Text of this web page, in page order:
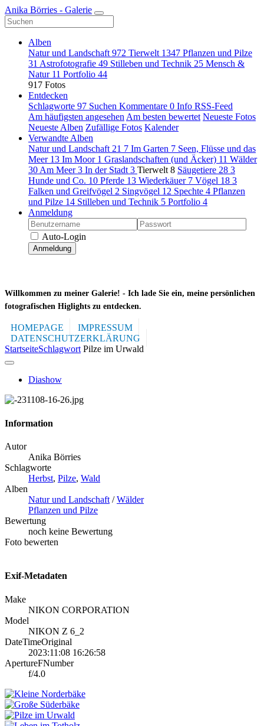
Anika Börries - Galerie
Alben
Natur und Landschaft 972 Tierwelt 1347 Pflanzen und Pilze
31 Astrofotografie 49 Stilleben und Technik 25 Mensch &
Natur 11 Portfolio 44
917 Fotos
Entdecken
Schlagworte 97 Suchen Kommentare 0 Info RSS-Feed
Am häufigsten angesehen Am besten bewertet Neueste Fotos
Neueste Alben Zufällige Fotos Kalender
Verwandte Alben
Natur und Landschaft 21 7 Im Garten 7 Seen, Flüsse und das
Meer 13 Im Moor 1 Graslandschaften (und Äcker) 11 Wälder
30 Am Meer3 In der Stadt 3 Tierwelt 8 Säugetiere 28 3
Hunde und Co. 10 Pferde 13 Wiederkäuer 7 Vögel 18 3
Falken und Greifvögel 2 Singvögel 12 Spechte 4 Pflanzen
und Pilze 14 Stilleben und Technik 5 Portfolio 4
Anmeldung
Auto-Login
Anmeldung
Willkommen zu meiner Galerie! - Ich lade Sie ein, meine persönlichen
fotografischen Higlights zu entdecken.
HOMEPAGE
IMPRESSUM
DATENSCHUTZERKLÄRUNG
StartseiteSchlagwort Pilze im Urwald
Diashow
Information
Autor
Anika Börries
Schlagworte
Herbst, Pilze, Wald
Alben
Natur und Landschaft /Wälder
Pflanzen und Pilze
Bewertung
noch keine Bewertung
Foto bewerten
Exif-Metadaten
Make
NIKON CORPORATION
Model
NIKON Z 6_2
DateTimeOriginal
2023:11:08 16:26:58
ApertureFNumber
f/4.0